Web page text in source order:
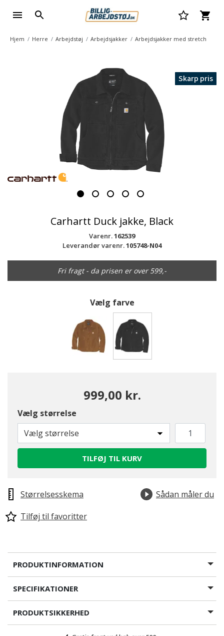
Hjem Herre Arbejdstøj Arbejdsjakker Arbejdsjakker med stretch
Skarp pris
Carhartt Duck jakke, Black
Varenr.162539
Leverandør varenr.105748-N04
Fri fragt - da prisen er over 599,-
Vælg farve
999,00 kr.
Vælg størrelse
Vælg størrelse
TILFØJ TIL KURV
Størrelsesskema
Sådan måler du
Tilføj til favoritter
PRODUKTINFORMATION
SPECIFIKATIONER
PRODUKTSIKKERHED